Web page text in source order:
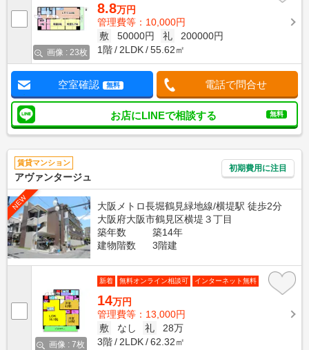
画像 : 23枚
8.8万円
管理費等：10,000円
敷
50000円 礼
200000円
1階
2LDK 55.62㎡
空室確認 無料 電話で問合せ
お店にLINEで相談する 無料
賃貸マンション
アヴァンタージュ
初期費用に注目
NEW
大阪メトロ長堀鶴見緑地線/横堤駅 徒歩2分
大阪府大阪市鶴見区横堤３丁目
築年数
築14年
建物階数
3階建
画像 : 7枚
新着 無料オンライン相談可 インターネット無料
14万円
管理費等：13,000円
敷
なし 礼
28万
3階
2LDK 62.32㎡